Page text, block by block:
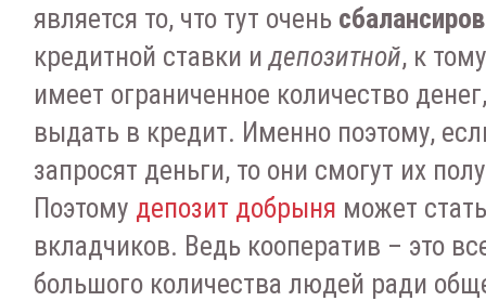
является то, что тут очень
кредитной ставки идепозитной, к
имеет ограниченное количество
выдать в кредит. Именно поэтому,
запросят деньги, то они смогут их
Поэтому депозит добрыня может
вкладчиков. Ведь кооператив – это
большого количества людей ради